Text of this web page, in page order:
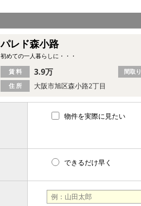
パレド森小路
初めての一人暮らしに・・・
住 所 大阪市旭区森小路2丁目
賃 料 3.9万 間取り
物件を実際に見たい
できるだけ早く